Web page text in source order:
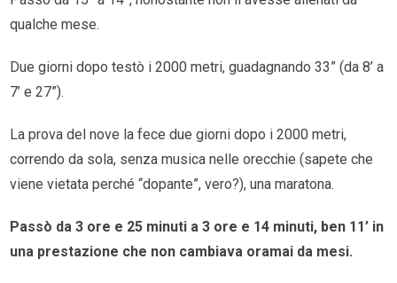
qualche mese.
Due giorni dopo testò i 2000 metri, guadagnando 33” (da 8’ a
7’ e 27”).
La prova del nove la fece due giorni dopo i 2000 metri,
correndo da sola, senza musica nelle orecchie (sapete che
viene vietata perché “dopante”, vero?), una maratona.
Passò da 3 ore e 25 minuti a 3 ore e 14 minuti, ben 11’ in
una prestazione che non cambiava oramai da mesi.